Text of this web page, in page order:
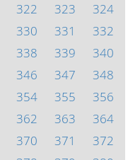
322 323
324
330 331
332
338 339
340
346 347
348
354 355
356
362 363
364
370 371
372